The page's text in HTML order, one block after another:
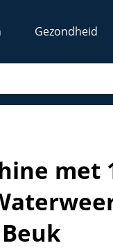
Gezondheid
thuis - Kleur: Beuk
met